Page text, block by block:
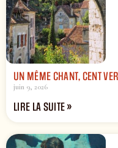
UN MÊME CHANT, CENT
juin 9, 2026
LIRE LA SUITE »